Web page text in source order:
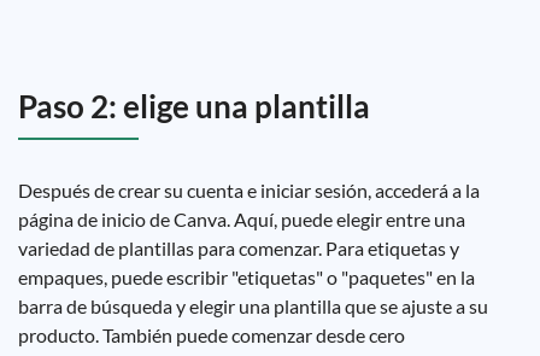
Paso 2: elige una plantilla
Después de crear su cuenta e iniciar sesión, accederá a la
página de inicio de Canva. Aquí, puede elegir entre una
variedad de plantillas para comenzar. Para etiquetas y
empaques, puede escribir "etiquetas" o "paquetes" en la
barra de búsqueda y elegir una plantilla que se ajuste a su
producto. También puede comenzar desde cero